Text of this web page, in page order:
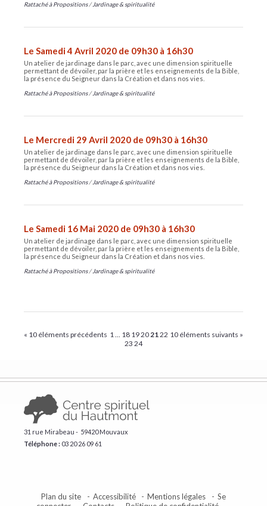
Rattaché à Propositions /Jardinage & spiritualité
Le Samedi 4 Avril 2020 de 09h30 à 16h30
Un atelier de jardinage dans le parc, avec une dimension spirituelle
permettant de dévoiler, par la prière et les enseignements de la Bible,
la présence du Seigneur dans la Création et dans nos vies.
Rattaché à Propositions /Jardinage & spiritualité
Le Mercredi 29 Avril 2020 de 09h30 à 16h30
Un atelier de jardinage dans le parc, avec une dimension spirituelle
permettant de dévoiler, par la prière et les enseignements de la Bible,
la présence du Seigneur dans la Création et dans nos vies.
Rattaché à Propositions /Jardinage & spiritualité
Le Samedi 16 Mai 2020 de 09h30 à 16h30
Un atelier de jardinage dans le parc, avec une dimension spirituelle
permettant de dévoiler, par la prière et les enseignements de la Bible,
la présence du Seigneur dans la Création et dans nos vies.
Rattaché à Propositions /Jardinage & spiritualité
« 10 éléments précédents 10 éléments suivants »
1... 18 19202122
23 24
31 rue Mirabeau - 59420 Mouvaux
Téléphone : ​03 20 26 09 61
Plan du site Accessibilité Mentions légales
Se